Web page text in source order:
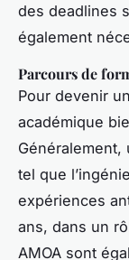
des deadlines
également
Parcours de
Pour devenir un
académique
Généralement,
tel que
expériences
ans, dans un
AMOA sont